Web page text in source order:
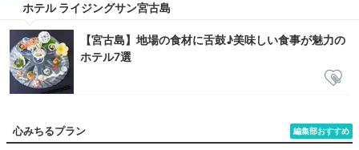
ホテル ライジングサン宮古島
【宮古島】地場の食材に舌鼓♪美味しい食事が魅力の
ホテル7選
編集部おすすめ
心みちるプラン